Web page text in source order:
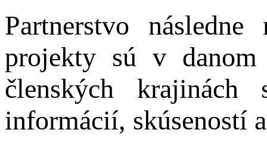
Partnerstvo
projekty sú v
členských
informácií, skúseností